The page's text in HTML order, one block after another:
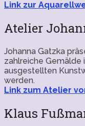
Link zur
Atelier
Johanna Gatzka
zahlreiche Gemälde
ausgestellten
werden.
Link zum Atelier
Klaus